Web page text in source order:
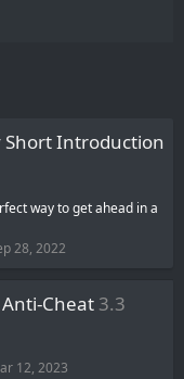
Short Introduction
way to get ahead in a
28, 2022
Anti-Cheat 3.3
12, 2023